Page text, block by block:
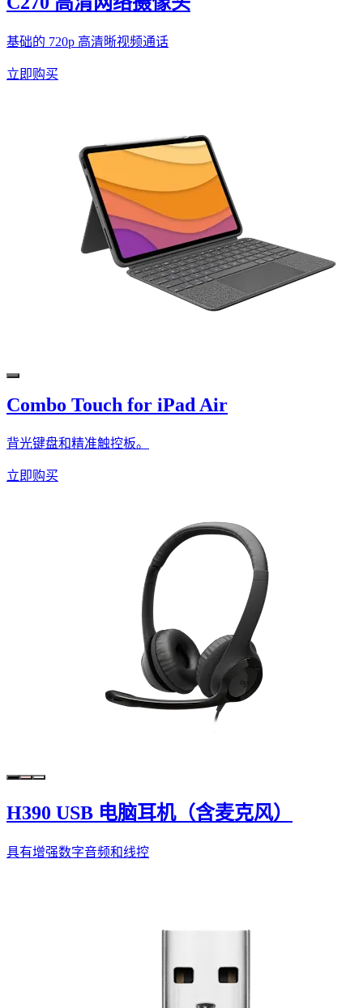
基础的 720p 高清晰视频通话
立即购买
Combo Touch for iPad Air
背光键盘和精准触控板。
立即购买
H390 USB 电脑耳机（含麦克风）
具有增强数字音频和线控